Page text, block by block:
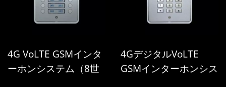
て利用できます。携帯電話
ことを意味します。
4G VoLTE GSMインタ
ーホンシステム（8世
4GデジタルVoLTE
GSMインターホンシス